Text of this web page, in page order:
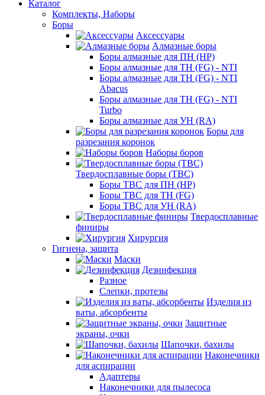
Каталог
Комплекты, Наборы
Боры
Аксессуары
Алмазные боры
Боры алмазные для ПН (HP)
Боры алмазные для ТН (FG) - NTI
Боры алмазные для ТН (FG) - NTI
Abacus
Боры алмазные для ТН (FG) - NTI
Turbo
Боры алмазные для УН (RA)
Боры для
разрезания коронок
Наборы боров
Твердосплавные боры (ТВС)
Боры ТВС для ПН (HP)
Боры ТВС для ТН (FG)
Боры ТВС для УН (RA)
Твердосплавные
финиры
Хирургия
Гигиена, защита
Маски
Дезинфекция
Разное
Слепки, протезы
Изделия из
ваты, абсорбенты
Защитные
экраны, очки
Шапочки, бахилы
Наконечники
для аспирации
Адаптеры
Наконечники для пылесоса